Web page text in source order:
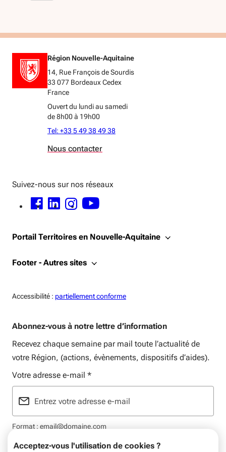
Acceptez-vous l'utilisation de cookies ?
Région Nouvelle-Aquitaine
14, Rue François de Sourdis
33 077 Bordeaux Cedex
France
Ouvert du lundi au samedi
de 8h00 à 19h00
Tel: +33 5 49 38 49 38
Nous contacter
Suivez-nous sur nos réseaux
FACEBOOK - OUVERTURE DANS UNE NOUVELLE FENÊTRE
LINKEDIN - OUVERTURE DANS UNE NOUVELLE FENÊTRE
INSTAGRAM - OUVERTURE DANS UNE NOUVELLE FENÊTRE
YOUTUBE - OUVERTURE DANS UNE NOUVELLE FENÊTRE
Portail Territoires en Nouvelle-Aquitaine
Footer - Autres sites
Accessibilité : Accessiblité:
partiellement conforme
Abonnez-vous à notre lettre d’information
Recevez chaque semaine par mail toute l’actualité de
votre Région, (actions, évènements, dispositifs d’aides).
Votre adresse e-mail *
Format : email@domaine.com